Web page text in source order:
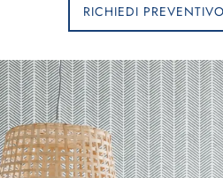
RICHIEDI